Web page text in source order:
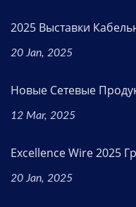
2025 Выставки
20 Jan, 2025
Новые Сетевые
12 Mar, 2025
Excellence Wire 2025
20 Jan, 2025